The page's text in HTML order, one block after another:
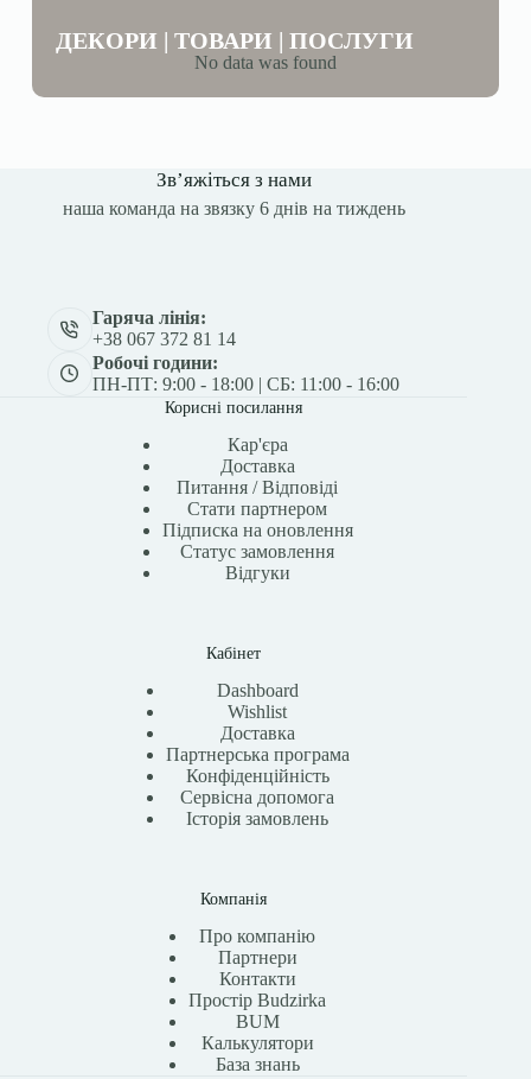
ДЕКОРИ | ТОВАРИ | ПОСЛУГИ
No data was found
Зв’яжіться з нами
наша команда на звязку 6 днів на тиждень
Гаряча лінія:
+38 067 372 81 14
Робочі години:
ПН-ПТ: 9:00 - 18:00 | СБ: 11:00 - 16:00
Корисні посилання
Кар'єра
Доставка
Питання / Відповіді
Стати партнером
Підписка на оновлення
Статус замовлення
Відгуки
Кабінет
Dashboard
Wishlist
Доставка
Партнерська програма
Конфіденційність
Сервісна допомога
Історія замовлень
Компанія
Про компанію
Партнери
Контакти
Простір Budzirka
BUM
Калькулятори
База знань